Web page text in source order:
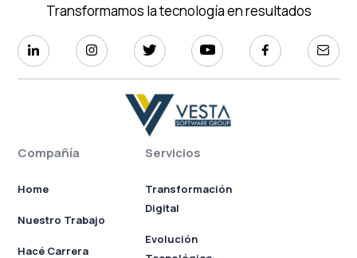
Transformamos la tecnología en resultados
Compañía
Home
Nuestro Trabajo
Hacé Carrera
Servicios
Transformación
Digital
Evolución